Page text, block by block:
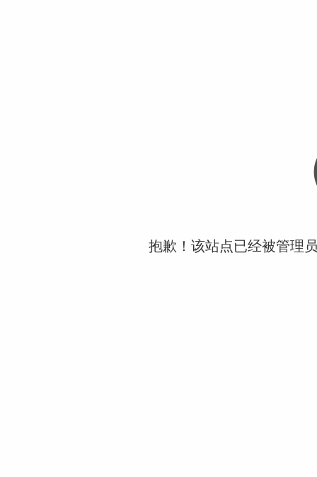
抱歉！该站点已经被管理